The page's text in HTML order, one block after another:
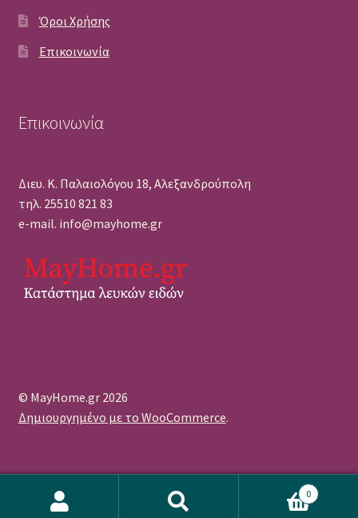
Όροι Χρήσης
Επικοινωνία
Επικοινωνία
Διευ. Κ. Παλαιολόγου 18, Αλεξανδρούπολη
τηλ. 25510 821 83
e-mail. info@mayhome.gr
© MayHome.gr 2026
Δημιουργημένο με το WooCommerce.
Αναζήτηση
Αναζήτηση
0